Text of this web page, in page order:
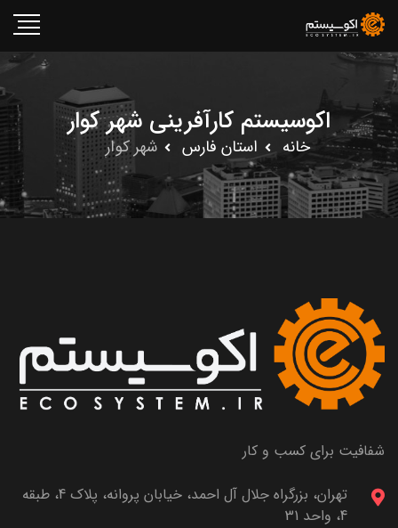
اکوسیستم کارآفرینی شهر کوار
خانه استان فارس شهر کوار
شفافیت برای کسب و کار
تهران، بزرگراه جلال آل احمد، خیابان پروانه، پلاک 4، طبقه
4، واحد 31